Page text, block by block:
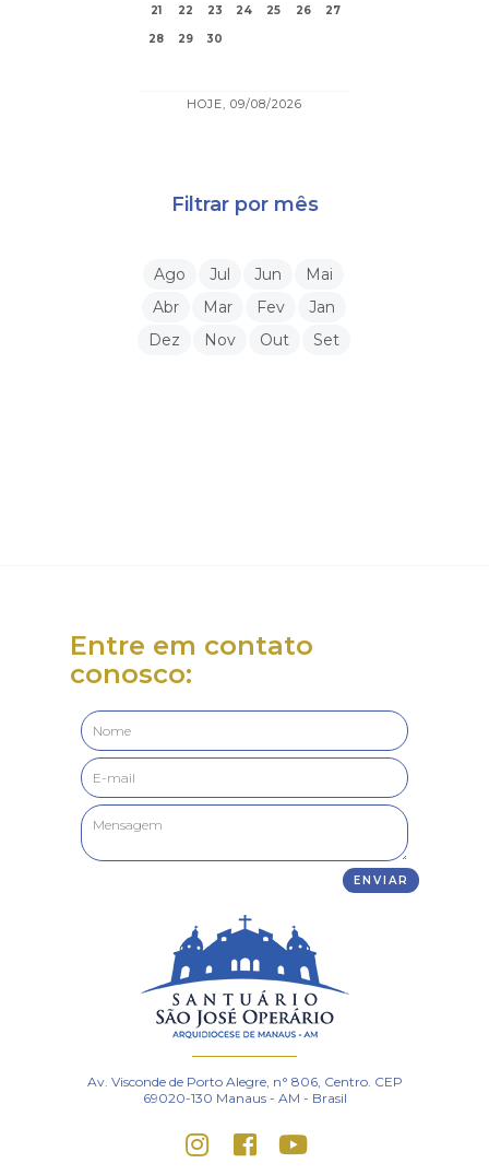
21
22 23 24 25 26
27
28
29 30
HOJE, 09/08/2026
Filtrar por mês
Ago Jul Jun
Mai
Abr
Mar Fev
Jan
Dez
Nov Out Set
Entre em contato
conosco:
Av. Visconde de Porto Alegre, n° 806, Centro. CEP
69020-130 Manaus - AM - Brasil